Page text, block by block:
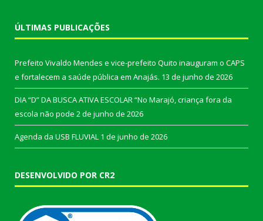
ÚLTIMAS PUBLICAÇÕES
Prefeito Vivaldo Mendes e vice-prefeito Quito inauguram o CAPS
e fortalecem a saúde pública em Anajás. 13 de junho de 2026
DIA “D” DA BUSCA ATIVA ESCOLAR “No Marajó, criança fora da
escola não pode 2 de junho de 2026
Agenda da USB FLUVIAL 1 de junho de 2026
DESENVOLVIDO POR CR2